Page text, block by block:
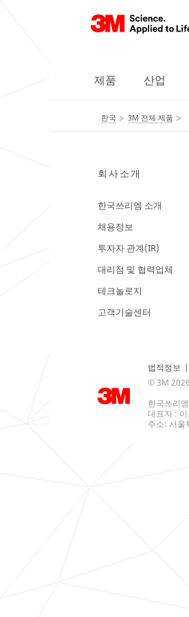
제품 산업
한국 3M 전체 제품
회사소개
한국쓰리엠 소개
채용정보
투자자 관계(IR)
대리점 및 협력업체
테크놀로지
고객기술센터
법적정보 |
© 3M
한국쓰리
대표자 :
주소: 서